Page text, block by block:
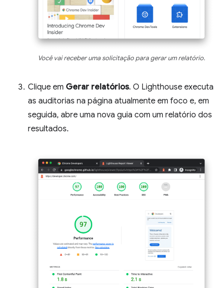
Você vai receber uma solicitação para gerar um relatório.
Clique em Gerar relatórios. O Lighthouse executa
as auditorias na página atualmente em foco e, em
seguida, abre uma nova guia com um relatório dos
resultados.